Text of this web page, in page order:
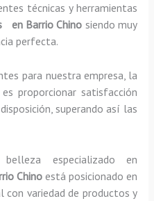
técnicas y herramientas
en Barrio Chino siendo muy
perfecta.
para nuestra empresa, la
proporcionar satisfacción
superando así las
especializado en
Chino está posicionado en
con variedad de productos y